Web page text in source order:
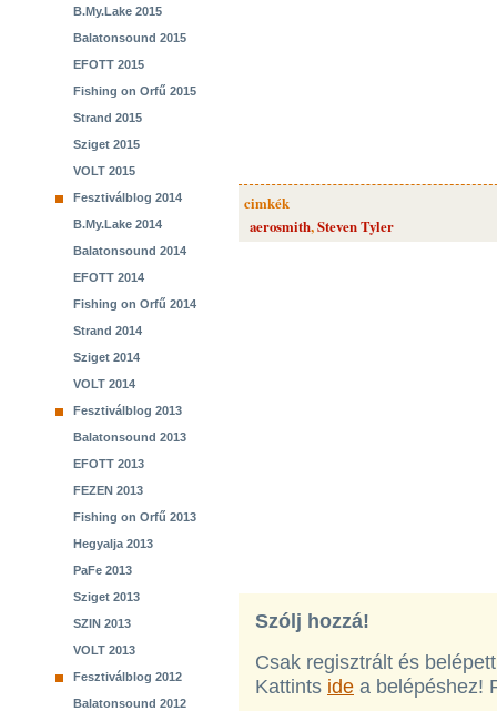
B.My.Lake 2015
Balatonsound 2015
EFOTT 2015
Fishing on Orfű 2015
Strand 2015
Sziget 2015
VOLT 2015
Fesztiválblog 2014
B.My.Lake 2014
Balatonsound 2014
EFOTT 2014
Fishing on Orfű 2014
Strand 2014
Sziget 2014
VOLT 2014
Fesztiválblog 2013
Balatonsound 2013
EFOTT 2013
FEZEN 2013
Fishing on Orfű 2013
Hegyalja 2013
PaFe 2013
Sziget 2013
SZIN 2013
VOLT 2013
Fesztiválblog 2012
Balatonsound 2012
cimkék
aerosmith,Steven Tyler
Szólj hozzá!
Csak regisztrált és
Kattints ide a belépéshez!